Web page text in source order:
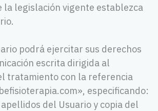
la legislación vigente establezca
podrá ejercitar sus derechos
escrita dirigida al
tratamiento con la referencia
especificando:
del Usuario y copia del